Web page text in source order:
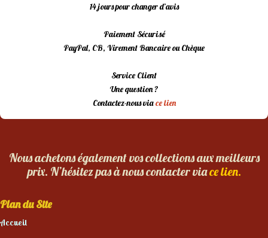
14 jours pour changer d’avis
Paiement Sécurisé
PayPal, CB, Virement Bancaire ou Chèque
Service Client
Une question ?
Contactez-nous viace lien
Nous achetons également vos collections aux meilleurs
prix. N’hésitez pas à nous contacter viace lien.
Plan du Site
Accueil